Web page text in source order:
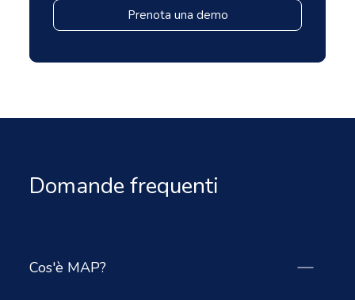
Prenota una demo
Domande frequenti
Cos'è MAP?